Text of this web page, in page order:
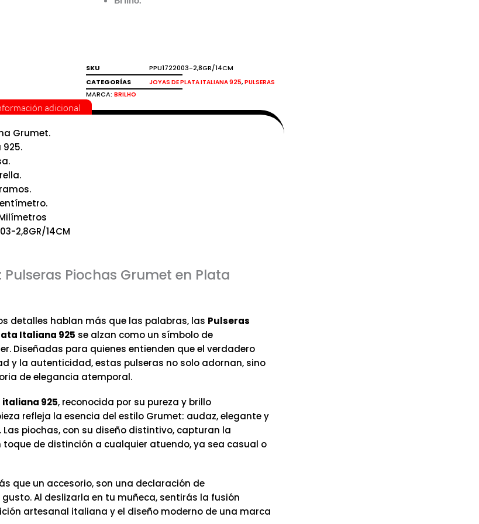
SKU
PPU1722003-2,8GR/14CM
CATEGORÍAS
JOYAS DE PLATA ITALIANA 925,PULSERAS
MARCA:BRILHO
adicional
Grumet.
2,8GR/14CM
Pulseras Piochas Grumet en Plata
detalles hablan más que las palabras, las Pulseras
Italiana 925 se alzan como un símbolo de
Diseñadas para quienes entienden que el verdadero
y la autenticidad, estas pulseras no solo adornan, sino
de elegancia atemporal.
925, reconocida por su pureza y brillo
refleja la esencia del estilo Grumet: audaz, elegante y
Las piochas, con su diseño distintivo, capturan la
de distinción a cualquier atuendo, ya sea casual o
que un accesorio, son una declaración de
Al deslizarla en tu muñeca, sentirás la fusión
artesanal italiana y el diseño moderno de una marca